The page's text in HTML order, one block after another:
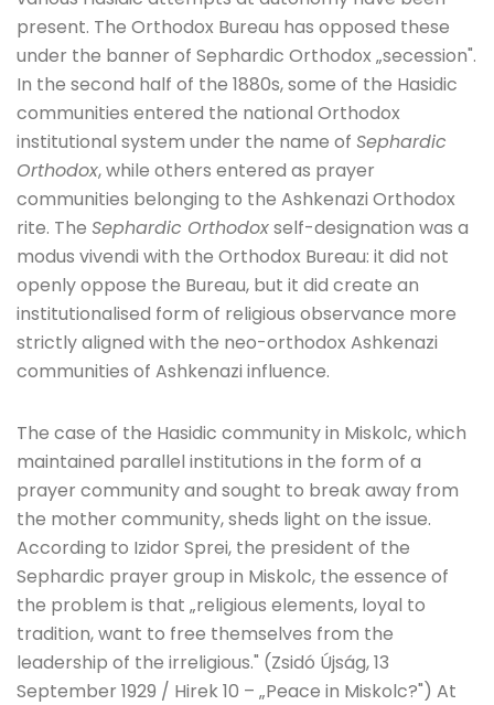
present. The Orthodox Bureau has opposed these
under the banner of Sephardic Orthodox „secession".
In the second half of the 1880s, some of the Hasidic
communities entered the national Orthodox
institutional system under the name of Sephardic
Orthodox, while others entered as prayer
communities belonging to the Ashkenazi Orthodox
rite. The Sephardic Orthodoxself-designation was a
modus vivendi with the Orthodox Bureau: it did not
openly oppose the Bureau, but it did create an
institutionalised form of religious observance more
strictly aligned with the neo-orthodox Ashkenazi
communities of Ashkenazi influence.
The case of the Hasidic community in Miskolc, which
maintained parallel institutions in the form of a
prayer community and sought to break away from
the mother community, sheds light on the issue.
According to Izidor Sprei, the president of the
Sephardic prayer group in Miskolc, the essence of
the problem is that „religious elements, loyal to
tradition, want to free themselves from the
leadership of the irreligious." (Zsidó Újság, 13
September 1929 / Hirek 10 – „Peace in Miskolc?") At